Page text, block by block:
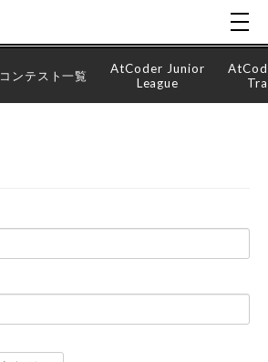
コンテスト一覧
AtCoder Junior
League